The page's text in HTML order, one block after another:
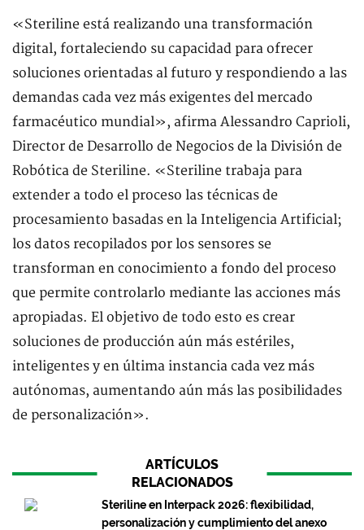
«Steriline está realizando una transformación
digital, fortaleciendo su capacidad para ofrecer
soluciones orientadas al futuro y respondiendo a las
demandas cada vez más exigentes del mercado
farmacéutico mundial», afirma Alessandro Caprioli,
Director de Desarrollo de Negocios de la División de
Robótica de Steriline. «Steriline trabaja para
extender a todo el proceso las técnicas de
procesamiento basadas en la Inteligencia Artificial;
los datos recopilados por los sensores se
transforman en conocimiento a fondo del proceso
que permite controlarlo mediante las acciones más
apropiadas. El objetivo de todo esto es crear
soluciones de producción aún más estériles,
inteligentes y en última instancia cada vez más
autónomas, aumentando aún más las posibilidades
de personalización».
ARTÍCULOS
RELACIONADOS
Steriline en Interpack 2026: flexibilidad,
personalización y cumplimiento del anexo